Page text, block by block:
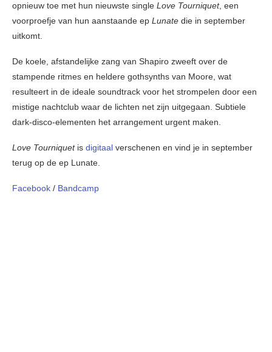
opnieuw toe met hun nieuwste single Love Tourniquet, een
voorproefje van hun aanstaande ep Lunate die in september
uitkomt.
De koele, afstandelijke zang van Shapiro zweeft over de
stampende ritmes en heldere gothsynths van Moore, wat
resulteert in de ideale soundtrack voor het strompelen door een
mistige nachtclub waar de lichten net zijn uitgegaan. Subtiele
dark-disco-elementen het arrangement urgent maken.
Love Tourniquet is digitaal verschenen en vind je in september
terug op de ep Lunate.
Facebook / Bandcamp